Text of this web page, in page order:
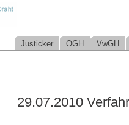
Justicker OGH VwGH
29.07.2010